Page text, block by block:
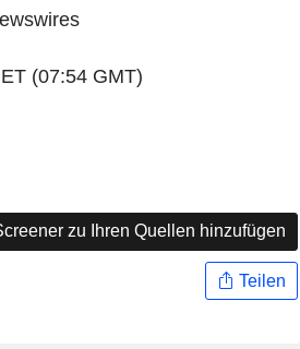
(07:54 GMT)
zu Ihren Quellen hinzufügen
Teilen